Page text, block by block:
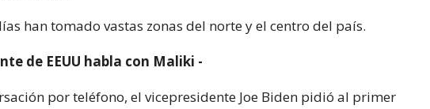
han tomado vastas zonas del norte y el centro del país.
de EEUU habla con Maliki -
por teléfono, el vicepresidente Joe Biden pidió al primer